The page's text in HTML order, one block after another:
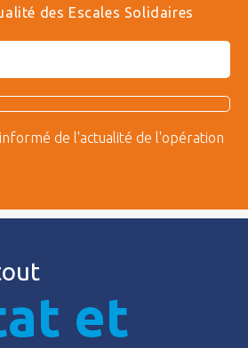
des Escales Solidaires
de l'actualité de l'opération
et